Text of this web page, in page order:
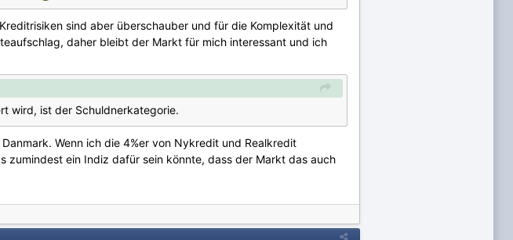
sind aber überschauber und für die Komplexität und
daher bleibt der Markt für mich interessant und ich
wird, ist der Schuldnerkategorie.
Wenn ich die 4%er von Nykredit und Realkredit
zumindest ein Indiz dafür sein könnte, dass der Markt das auch